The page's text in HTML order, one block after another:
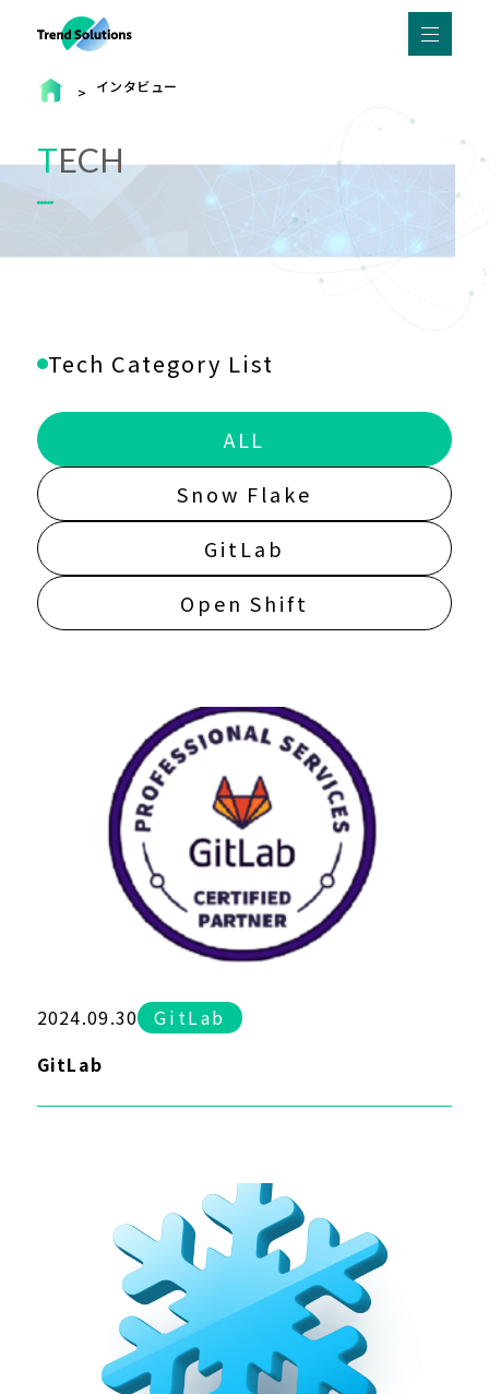
インタビュー
TECH
Tech Category List
ALL
Snow Flake
GitLab
Open Shift
2024.09.30
GitLab
GitLab